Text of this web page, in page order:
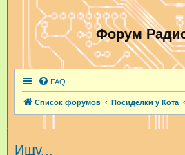
Форум
FAQ
Список форумов Посиделки у Кота
Ищу...